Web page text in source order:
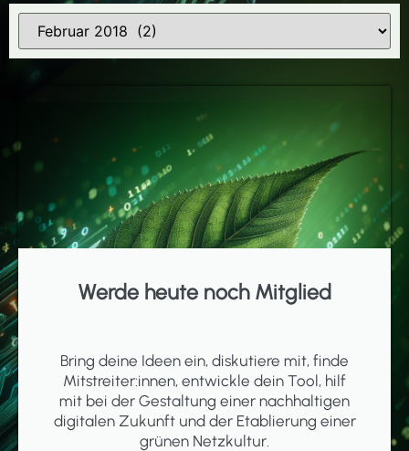
Werde heute noch Mitglied
Bring deine Ideen ein, diskutiere mit, finde
Mitstreiter:innen, entwickle dein Tool, hilf
mit bei der Gestaltung einer nachhaltigen
digitalen Zukunft und der Etablierung einer
grünen Netzkultur.